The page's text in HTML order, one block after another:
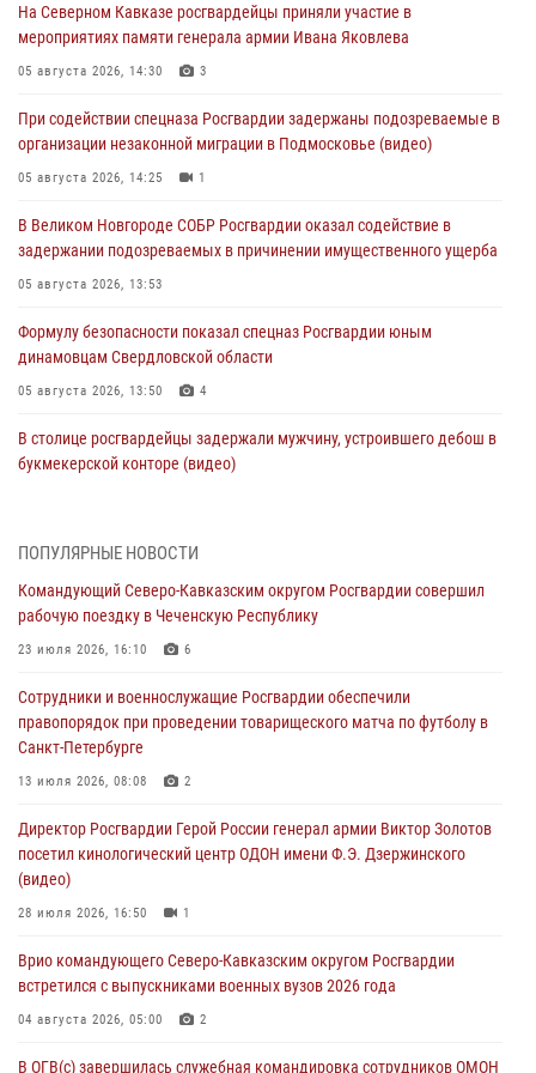
На Северном Кавказе росгвардейцы приняли участие в
мероприятиях памяти генерала армии Ивана Яковлева
05 августа 2026, 14:30 3
При содействии спецназа Росгвардии задержаны подозреваемые в
организации незаконной миграции в Подмосковье (видео)
05 августа 2026, 14:25 1
В Великом Новгороде СОБР Росгвардии оказал содействие в
задержании подозреваемых в причинении имущественного ущерба
05 августа 2026, 13:53
Формулу безопасности показал спецназ Росгвардии юным
динамовцам Свердловской области
05 августа 2026, 13:50 4
В столице росгвардейцы задержали мужчину, устроившего дебош в
букмекерской конторе (видео)
В Удмуртии при силовой поддержке спецназа Росгвардии
оздоровительных услуг (видео)
05 августа 2026, 13:20
посетили мастер-класс по художественной гимнастике
05 августа 2026, 13:00 3
Офицеры Росгвардии и ветераны войск правопорядка почтили
05 августа 2026, 12:40
Росгвардейцы приняли участие в акции «Волна памяти»,
посвящённой 83‑й годовщине освобождения Белгорода от
05 августа 2026, 12:13 1
ПОПУЛЯРНЫЕ НОВОСТИ
Командующий Северо-Кавказским округом Росгвардии совершил
рабочую поездку в Чеченскую Республику
23 июля 2026, 16:10 6
Сотрудники и военнослужащие Росгвардии обеспечили
правопорядок при проведении товарищеского матча по футболу в
Санкт-Петербурге
13 июля 2026, 08:08 2
Директор Росгвардии Герой России генерал армии Виктор Золотов
посетил кинологический центр ОДОН имени Ф.Э. Дзержинского
(видео)
28 июля 2026, 16:50 1
Врио командующего Северо-Кавказским округом Росгвардии
встретился с выпускниками военных вузов 2026 года
04 августа 2026, 05:00 2
В ОГВ(с) завершилась служебная командировка сотрудников ОМОН